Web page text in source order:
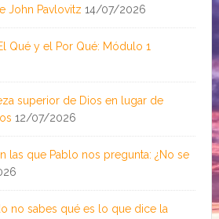
John Pavlovitz 14/07/2026
Qué y el Por Qué: Módulo 1
superior de Dios en lugar de
12/07/2026
las que Pablo nos pregunta: ¿No se
no sabes qué es lo que dice la